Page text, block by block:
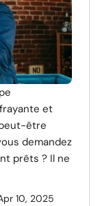
et
être
demandez
prêts ? Il ne
10, 2025